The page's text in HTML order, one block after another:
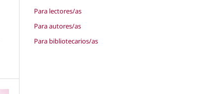
Para lectores/as
Para autores/as
Para bibliotecarios/as